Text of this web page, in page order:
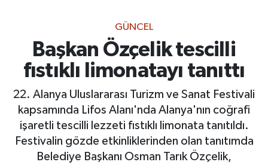
GÜNCEL
Başkan Özçelik tescilli
fıstıklı limonatayı tanıttı
22. Alanya Uluslararası Turizm ve Sanat Festivali
kapsamında Lifos Alanı'nda Alanya'nın coğrafi
işaretli tescilli lezzeti fıstıklı limonata tanıtıldı.
Festivalin gözde etkinliklerinden olan tanıtımda
Belediye Başkanı Osman Tarık Özçelik,
Diğer
Dünya
Ekonomi
Haber Arşivi